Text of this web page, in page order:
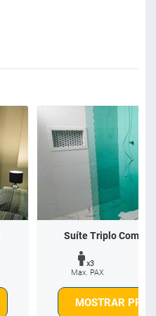
Suíte Triplo Com
x3
Max. PAX
MOSTRAR